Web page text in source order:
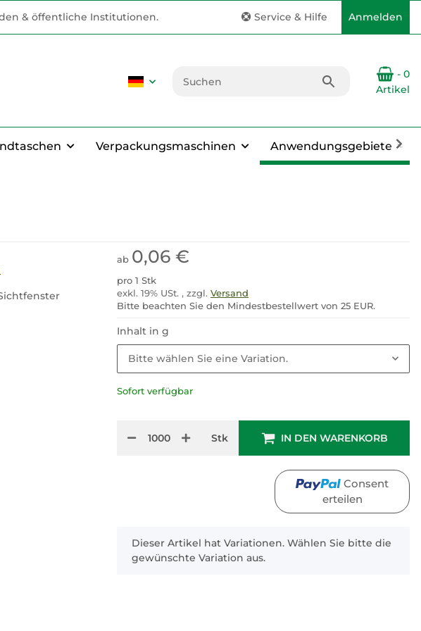
& öffentliche Institutionen. Service & Hilfe Anmelden
- 0
Artikel
Verpackungsmaschinen Anwendungsgebiete
Sofort verfügbar
ab 0,06 €
pro 1 Stk
exkl. 19% USt. , zzgl. Versand
Bitte beachten Sie den Mindestbestellwert von 25 EUR.
Inhalt in g
Bitte wählen Sie eine Variation.
Stk IN DEN WARENKORB
Consent
erteilen
x
Dieser Artikel hat Variationen. Wählen Sie bitte die
gewünschte Variation aus.